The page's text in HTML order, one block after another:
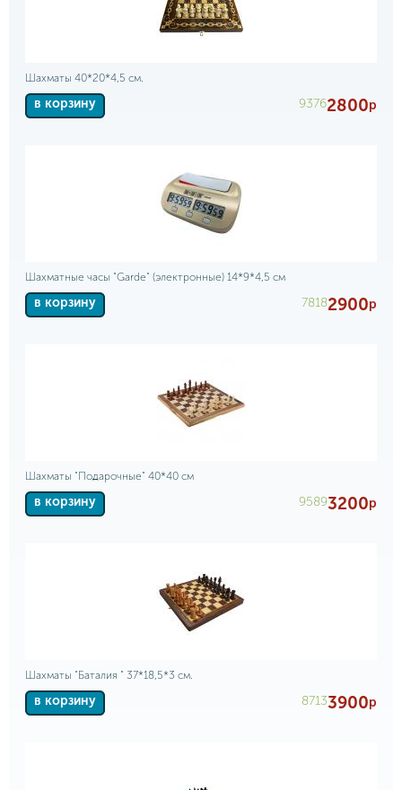
Шахматы 40*20*4,5 см.
в корзину 93762800р
Шахматные часы "Garde" (электронные) 14*9*4,5 см
в корзину 78182900р
Шахматы "Подарочные" 40*40 см
в корзину 95893200р
Шахматы "Баталия " 37*18,5*3 см.
в корзину 87133900р